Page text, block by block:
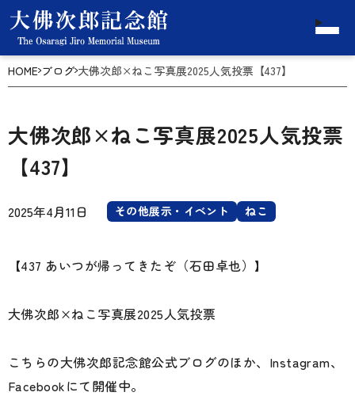
HOME ブログ 大佛次郎×ねこ写真展2025人気投票【437】
大佛次郎×ねこ写真展2025人気投票
【437】
2025年4月11日 その他展示・イベント ねこ
【437 あいつが帰ってきたぞ（石田卓也）】
大佛次郎×ねこ写真展2025人気投票
こちらの大佛次郎記念館公式ブログのほか、Instagram、
Facebookにて開催中。